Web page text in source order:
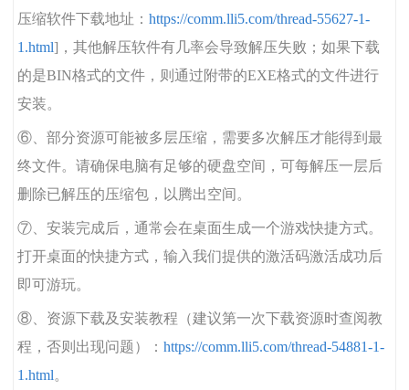
压缩软件下载地址： https://comm.lli5.com/thread-55627-1-
1.html]，其他解压软件有几率会导致解压失败；如果下载
的是BIN格式的文件，则通过附带的EXE格式的文件进行
安装。
⑥、部分资源可能被多层压缩，需要多次解压才能得到最
终文件。请确保电脑有足够的硬盘空间，可每解压一层后
删除已解压的压缩包，以腾出空间。
⑦、安装完成后，通常会在桌面生成一个游戏快捷方式。
打开桌面的快捷方式，输入我们提供的激活码激活成功后
即可游玩。
⑧、资源下载及安装教程（建议第一次下载资源时查阅教
程，否则出现问题）： https://comm.lli5.com/thread-54881-1-
1.html。